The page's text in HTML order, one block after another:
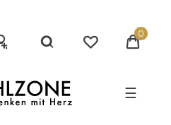
0
☰